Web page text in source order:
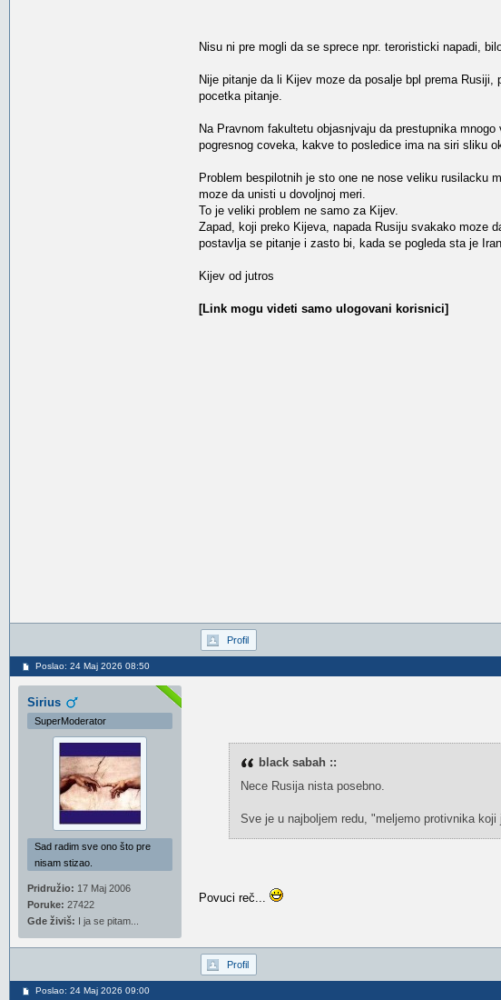
Nisu ni pre mogli da se sprece npr. teroristicki napadi,
Nije pitanje da li Kijev moze da posalje bpl prema
pocetka pitanje.
Na Pravnom fakultetu objasnjvaju da prestupnika
pogresnog coveka, kakve to posledice ima na siri sliku
Problem bespilotnih je sto one ne nose veliku rusilacku
moze da unisti u dovoljnoj meri.
To je veliki problem ne samo za Kijev.
Zapad, koji preko Kijeva, napada Rusiju svakako moze
postavlja se pitanje i zasto bi, kada se pogleda sta je
Kijev od jutros
[Link mogu videti samo ulogovani korisnici]
Profil
Poslao: 24 Maj 2026 08:50
Sirius
SuperModerator
Sad radim sve ono što pre
nisam stizao.
Pridružio: 17 Maj 2006
Poruke: 27422
Gde živiš: I ja se pitam...
black sabah ::
Nece Rusija nista posebno.
Sve je u najboljem redu, "meljemo protivnika koji
Povuci reč...
Profil
Poslao: 24 Maj 2026 09:00